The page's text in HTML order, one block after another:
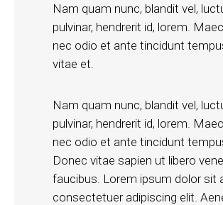
Nam quam nunc, blandit vel,
pulvinar, hendrerit id, lorem.
nec odio et ante tincidunt
vitae et.
Nam quam nunc, blandit vel,
pulvinar, hendrerit id, lorem.
nec odio et ante tincidunt
Donec vitae sapien ut libero
faucibus. Lorem ipsum dolor sit
consectetuer adipiscing elit.